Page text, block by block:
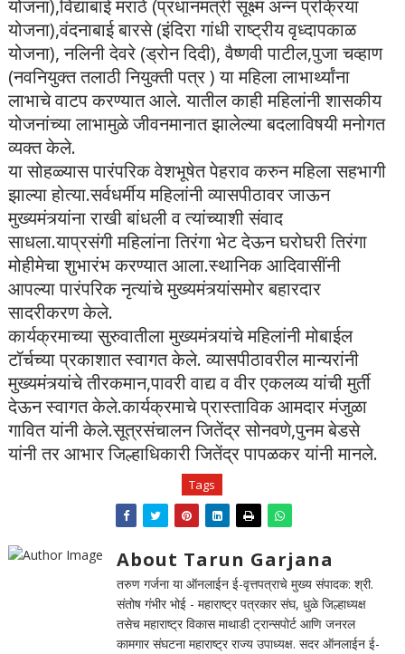
योजना),विद्याबाई मराठे (प्रधानमंत्री सूक्ष्म अन्न प्रक्रिया
योजना),वंदनाबाई बारसे (इंदिरा गांधी राष्ट्रीय वृध्दापकाळ
योजना), नलिनी देवरे (ड्रोन दिदी), वैष्णवी पाटील,पुजा चव्हाण
(नवनियुक्त तलाठी नियुक्ती पत्र ) या महिला लाभार्थ्यांना
लाभाचे वाटप करण्यात आले. यातील काही महिलांनी शासकीय
योजनांच्या लाभामुळे जीवनमानात झालेल्या बदलाविषयी मनोगत
व्यक्त केले.
या सोहळ्यास पारंपरिक वेशभूषेत पेहराव करुन महिला सहभागी
झाल्या होत्या.सर्वधर्मीय महिलांनी व्यासपीठावर जाऊन
मुख्यमंत्र्यांना राखी बांधली व त्यांच्याशी संवाद
साधला.याप्रसंगी महिलांना तिरंगा भेट देऊन घरोघरी तिरंगा
मोहीमेचा शुभारंभ करण्यात आला.स्थानिक आदिवासींनी
आपल्या पारंपरिक नृत्यांचे मुख्यमंत्र्यांसमोर बहारदार
सादरीकरण केले.
कार्यक्रमाच्या सुरुवातीला मुख्यमंत्र्यांचे महिलांनी मोबाईल
टॉर्चच्या प्रकाशात स्वागत केले. व्यासपीठावरील मान्यरांनी
मुख्यमंत्र्यांचे तीरकमान,पावरी वाद्य व वीर एकलव्य यांची मुर्ती
देऊन स्वागत केले.कार्यक्रमाचे प्रास्ताविक आमदार मंजुळा
गावित यांनी केले.सूत्रसंचालन जितेंद्र सोनवणे,पुनम बेडसे
यांनी तर आभार जिल्हाधिकारी जितेंद्र पापळकर यांनी मानले.
Tags
About Tarun Garjana
तरुण गर्जना या ऑनलाईन ई-वृत्तपत्राचे मुख्य संपादक: श्री.
संतोष गंभीर भोई - महाराष्ट्र पत्रकार संघ, धुळे जिल्हाध्यक्ष
तसेच महाराष्ट्र विकास माथाडी ट्रान्सपोर्ट आणि जनरल
कामगार संघटना महाराष्ट्र राज्य उपाध्यक्ष. सदर ऑनलाईन ई-